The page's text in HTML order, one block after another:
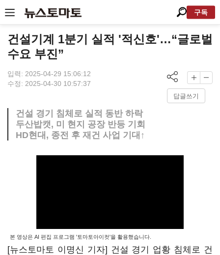
구독
건설기계 1분기 실적 '적신호'…“글로벌
수요 부진”
입력: 2025-04-29 15:06:12
수정: 2025-04-30 10:57:37
답글쓰기
건설 경기 침체로 실적 동반 하락
두산밥캣, 미 현지 공장 반등 기회
HD현대, 종전 후 재건 사업 기대↑
본 영상은 AI 편집 프로그램 '토마토아이컷'을 활용했습니다.
[뉴스토마토 이명신 기자] 건설 경기 업황 침체로 건